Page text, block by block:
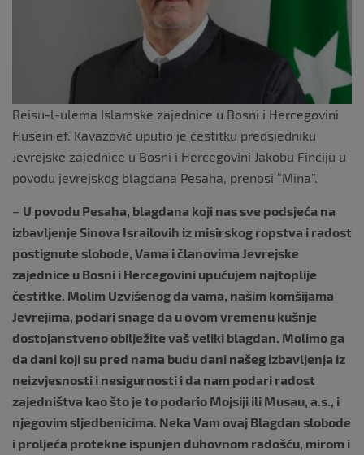
Reisu-l-ulema Islamske zajednice u Bosni i Hercegovini
Husein ef. Kavazović uputio je čestitku predsjedniku
Jevrejske zajednice u Bosni i Hercegovini Jakobu Finciju u
povodu jevrejskog blagdana Pesaha, prenosi “Mina”.
– U povodu Pesaha, blagdana koji nas sve podsjeća na
izbavljenje Sinova Israilovih iz misirskog ropstva i radost
postignute slobode, Vama i članovima Jevrejske
zajednice u Bosni i Hercegovini upućujem najtoplije
čestitke. Molim Uzvišenog da vama, našim komšijama
Jevrejima, podari snage da u ovom vremenu kušnje
dostojanstveno obilježite vaš veliki blagdan. Molimo ga
da dani koji su pred nama budu dani našeg izbavljenja iz
neizvjesnosti i nesigurnosti i da nam podari radost
zajedništva kao što je to podario Mojsiji ili Musau, a.s., i
njegovim sljedbenicima. Neka Vam ovaj Blagdan slobode
i proljeća protekne ispunjen duhovnom radošću, mirom i